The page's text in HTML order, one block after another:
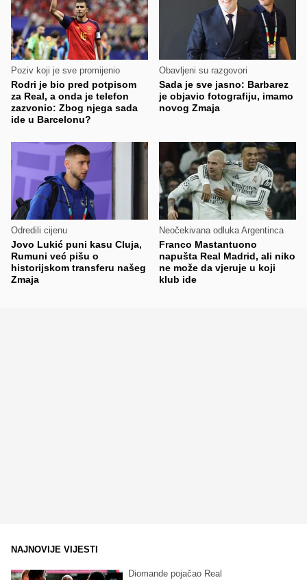
Poziv koji je sve promijenio
Rodri je bio pred potpisom
za Real, a onda je telefon
zazvonio: Zbog njega sada
ide u Barcelonu?
Obavljeni su razgovori
Sada je sve jasno: Barbarez
je objavio fotografiju, imamo
novog Zmaja
Odredili cijenu
Jovo Lukić puni kasu Cluja,
Rumuni već pišu o
historijskom transferu našeg
Zmaja
Neočekivana odluka Argentinca
Franco Mastantuono
napušta Real Madrid, ali niko
ne može da vjeruje u koji
klub ide
NAJNOVIJE VIJESTI
Diomande pojačao Real